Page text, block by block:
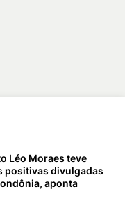
Léo Moraes teve
positivas divulgadas
aponta